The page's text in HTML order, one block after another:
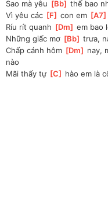
Sao mà yêu [Bb ] thế bao
Vì yêu các [F ] con em [A7
Ríu rít quanh [Dm ] em bao
Những giấc mơ [Bb ] trưa,
Chấp cánh hôm [Dm nay,
nào
Mãi thấy tự [C hào em là